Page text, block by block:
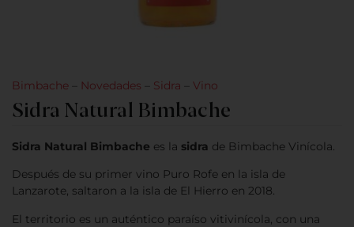
Bimbache Novedades Sidra Vino
Sidra Natural Bimbache
Sidra Natural Bimbache es la sidra de Bimbache Vinícola.
Después de su primer vino Puro Rofe en la isla de
Lanzarote, saltaron a la isla de El Hierro en 2018.
El territorio es un auténtico paraíso vitivinícola, con una